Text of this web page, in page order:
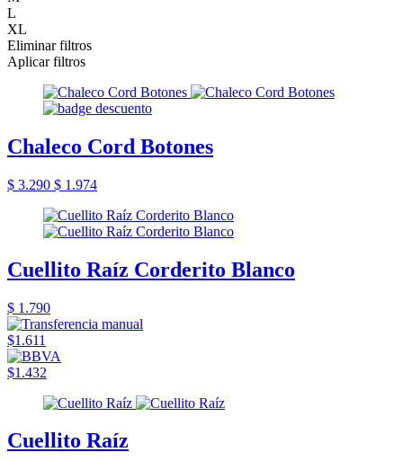
L
XL
Eliminar filtros
Aplicar filtros
Chaleco Cord Botones
$ 3.290 $ 1.974
Cuellito Raíz Corderito Blanco
$ 1.790
$1.611
$1.432
Cuellito Raíz